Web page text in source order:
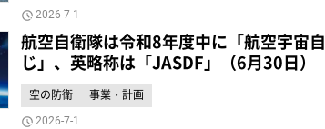
2026-7-1
航空自衛隊は令和8年度中に「航空宇宙
じ」、英略称は「JASDF」（6月30日）
空の防衛 事業・計画
2026-7-1